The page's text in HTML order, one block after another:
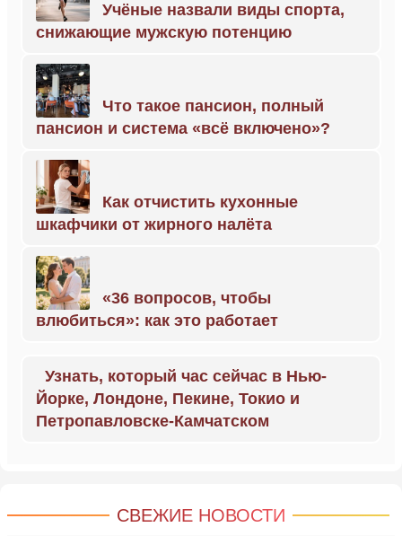
Учёные назвали виды спорта,
снижающие мужскую потенцию
Что такое пансион, полный
пансион и система «всё включено»?
Как отчистить кухонные
шкафчики от жирного налёта
«36 вопросов, чтобы
влюбиться»: как это работает
Узнать, который час сейчас в Нью-
Йорке, Лондоне, Пекине, Токио и
Петропавловске-Камчатском
СВЕЖИЕ НОВОСТИ